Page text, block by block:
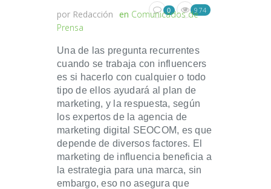
por Redacción en Comunicados de
Prensa
0 974
Una de las pregunta recurrentes
cuando se trabaja con influencers
es si hacerlo con cualquier o todo
tipo de ellos ayudará al plan de
marketing, y la respuesta, según
los expertos de la agencia de
marketing digital SEOCOM, es que
depende de diversos factores. El
marketing de influencia beneficia a
la estrategia para una marca, sin
embargo, eso no asegura que